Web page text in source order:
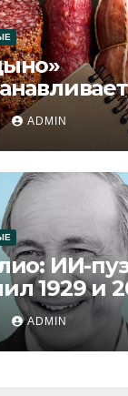
ADMIN
ИИ-
1929 и
ADMIN